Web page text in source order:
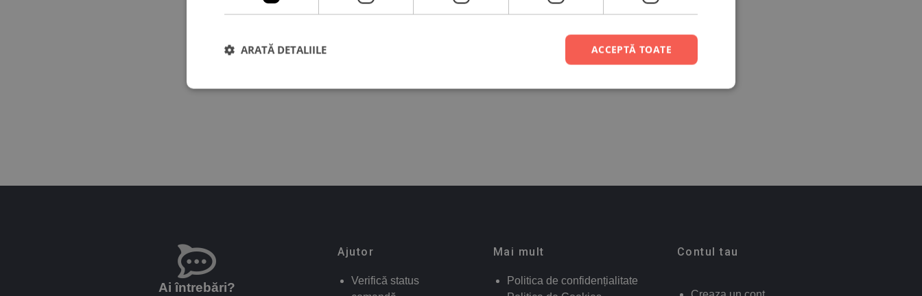
Ai întrebări?
Ajutor
Verifică status
Mai mult
Politica de confidențialitate
Contul tau
ACCEPTĂ TOATE
ARATĂ DETALIILE